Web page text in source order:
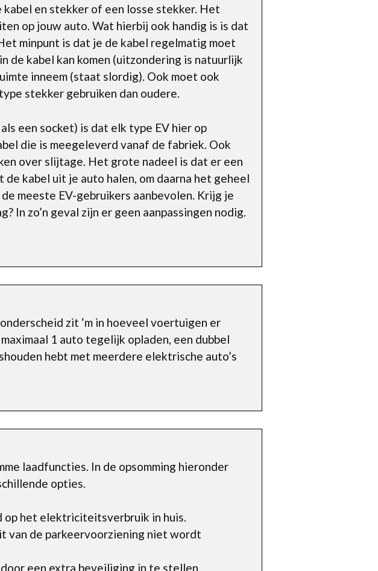
en stekker of een losse stekker. Het
op jouw auto. Wat hierbij ook handig is is dat
minpunt is dat je de kabel regelmatig moet
de kabel kan komen (uitzondering is natuurlijk
inneem (staat slordig). Ook moet ook
stekker gebruiken dan oudere.
een socket) is dat elk type EV hier op
die is meegeleverd vanaf de fabriek. Ook
over slijtage. Het grote nadeel is dat er een
kabel uit je auto halen, om daarna het geheel
meeste EV-gebruikers aanbevolen. Krijg je
In zo’n geval zijn er geen aanpassingen nodig.
zit ‘m in hoeveel voertuigen er
1 auto tegelijk opladen, een dubbel
hebt met meerdere elektrische auto’s
laadfuncties. In de opsomming hieronder
opties.
op het elektriciteitsverbruik in huis.
van de parkeervoorziening niet wordt
een extra beveiliging in te stellen.